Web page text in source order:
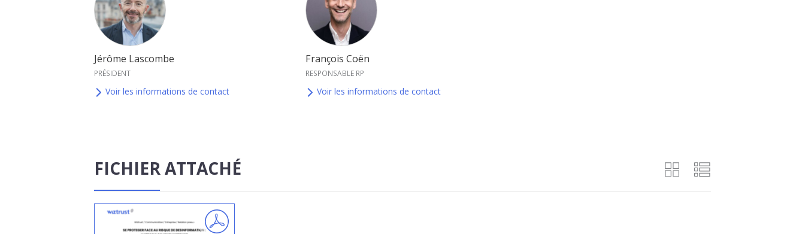
Jérôme Lascombe
PRÉSIDENT
Voir les informations de contact
François Coën
RESPONSABLE RP
Voir les informations de contact
FICHIER ATTACHÉ